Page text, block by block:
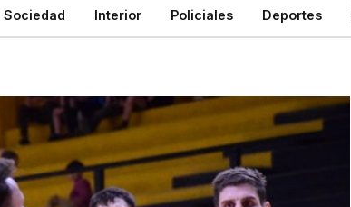
Sociedad Interior Policiales Deportes